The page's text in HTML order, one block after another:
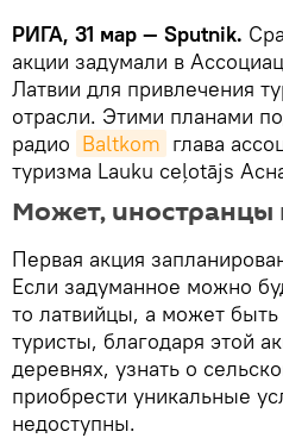
РИГА, 31 мар — Sputnik.
акции задумали в
Латвии для привлечения
отрасли. Этими планами
радио Baltkom глава
туризма Lauku ceļotājs
Может, иностранцы
Первая акция
Если задуманное можно
то латвийцы, а может
туристы, благодаря этой
деревнях, узнать о
приобрести уникальные
недоступны.